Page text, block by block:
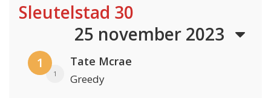
Sleutelstad 30
25 november 2023
1
1
Tate Mcrae
Greedy